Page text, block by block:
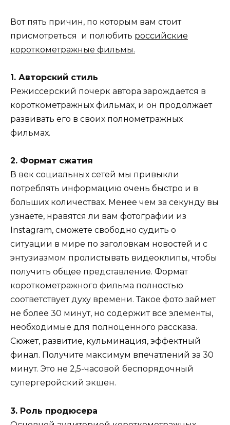
Вот пять причин, по которым вам стоит
присмотреться и полюбить российские
короткометражные фильмы.
1. Авторский стиль
Режиссерский почерк автора зарождается в
короткометражных фильмах, и он продолжает
развивать его в своих полнометражных
фильмах.
2. Формат сжатия
В век социальных сетей мы привыкли
потреблять информацию очень быстро и в
больших количествах. Менее чем за секунду вы
узнаете, нравятся ли вам фотографии из
Instagram, сможете свободно судить о
ситуации в мире по заголовкам новостей и с
энтузиазмом пролистывать видеоклипы, чтобы
получить общее представление. Формат
короткометражного фильма полностью
соответствует духу времени. Такое фото займет
не более 30 минут, но содержит все элементы,
необходимые для полноценного рассказа.
Сюжет, развитие, кульминация, эффектный
финал. Получите максимум впечатлений за 30
минут. Это не 2,5-часовой беспорядочный
супергеройский экшен.
3. Роль продюсера